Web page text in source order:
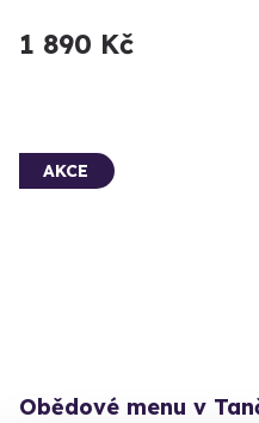
1 890 Kč
AKCE
Obědové menu v